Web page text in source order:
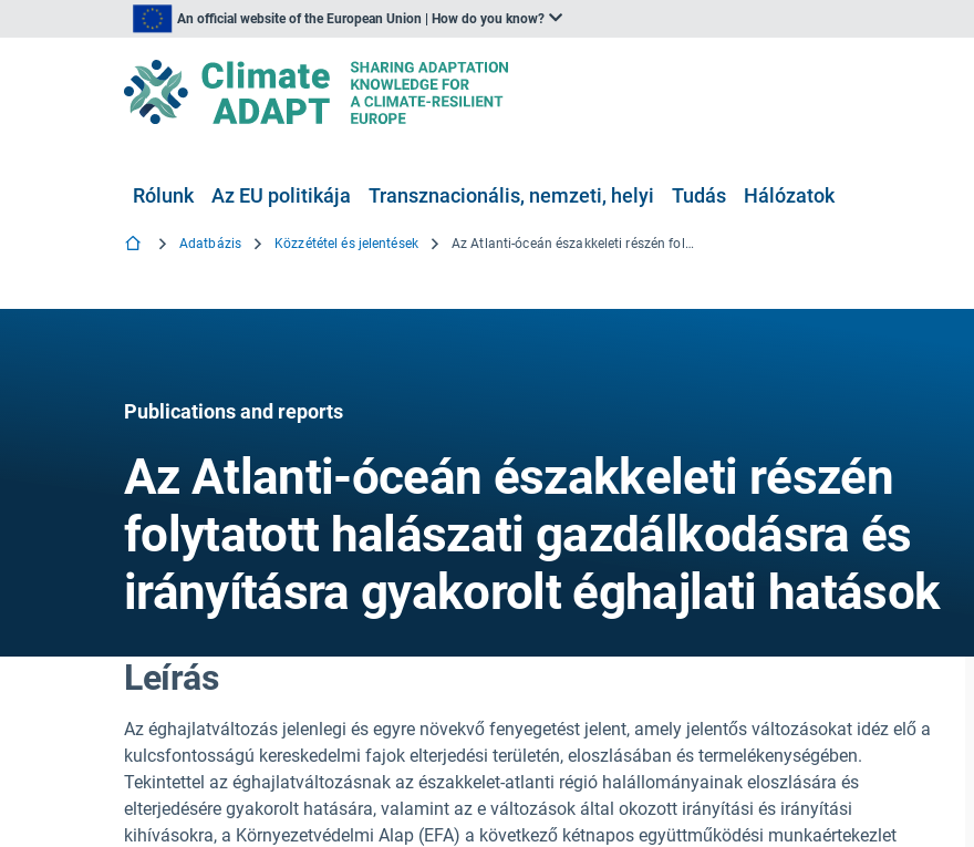
An official website of the European Union | How do you know?
Rólunk Az EU politikája Transznacionális, nemzeti, helyi Tudás Hálózatok
Adatbázis Közzététel és jelentések Az Atlanti-óceán északkeleti részén folytatott halászati gazdálkodásra és irányításra gyakorolt éghajlati hatások
Publications and reports
Az Atlanti-óceán északkeleti részén
folytatott halászati gazdálkodásra és
irányításra gyakorolt éghajlati hatások
Leírás
Az éghajlatváltozás jelenlegi és egyre növekvő fenyegetést jelent, amely jelentős változásokat idéz elő a
kulcsfontosságú kereskedelmi fajok elterjedési területén, eloszlásában és termelékenységében.
Tekintettel az éghajlatváltozásnak az északkelet-atlanti régió halállományainak eloszlására és
elterjedésére gyakorolt hatására, valamint az e változások által okozott irányítási és irányítási
kihívásokra, a Környezetvédelmi Alap (EFA) a következő kétnapos együttműködési munkaértekezlet